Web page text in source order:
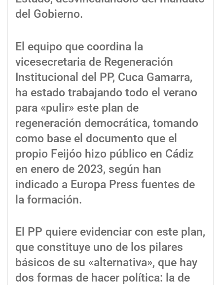
del Gobierno.
El equipo que coordina la
vicesecretaria de Regeneración
Institucional del PP, Cuca Gamarra,
ha estado trabajando todo el verano
para «pulir» este plan de
regeneración democrática, tomando
como base el documento que el
propio Feijóo hizo público en Cádiz
en enero de 2023, según han
indicado a Europa Press fuentes de
la formación.
El PP quiere evidenciar con este plan,
que constituye uno de los pilares
básicos de su «alternativa», que hay
dos formas de hacer política: la de